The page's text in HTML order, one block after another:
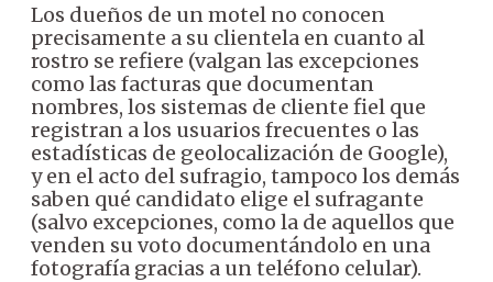
Los dueños de un motel no conocen
precisamente a su clientela en cuanto al
rostro se refiere (valgan las excepciones
como las facturas que documentan
nombres, los sistemas de cliente fiel que
registran a los usuarios frecuentes o las
estadísticas de geolocalización de Google),
y en el acto del sufragio, tampoco los demás
saben qué candidato elige el sufragante
(salvo excepciones, como la de aquellos que
venden su voto documentándolo en una
fotografía gracias a un teléfono celular).